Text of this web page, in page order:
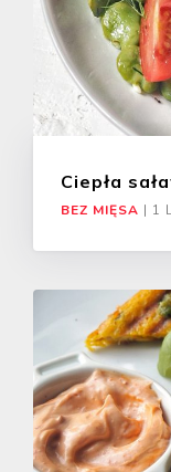
Ciepła
BEZ MIĘSA | 1